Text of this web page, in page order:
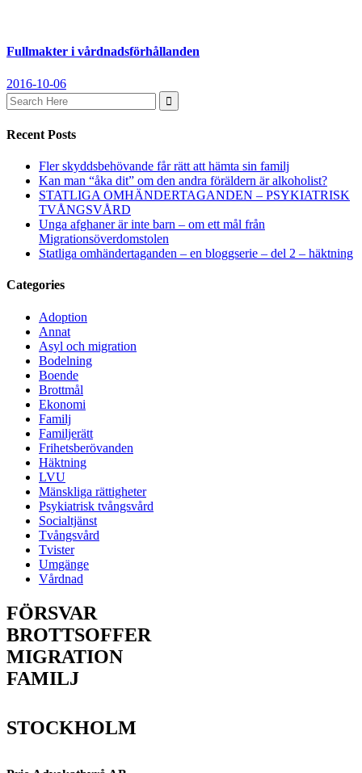
Fullmakter i vårdnadsförhållanden
2016-10-06
Search
for:
Recent Posts
Fler skyddsbehövande får rätt att hämta sin familj
Kan man “åka dit” om den andra föräldern är alkoholist?
STATLIGA OMHÄNDERTAGANDEN – PSYKIATRISK
TVÅNGSVÅRD
Unga afghaner är inte barn – om ett mål från
Migrationsöverdomstolen
Statliga omhändertaganden – en bloggserie – del 2 – häktning
Categories
Adoption
Annat
Asyl och migration
Bodelning
Boende
Brottmål
Ekonomi
Familj
Familjerätt
Frihetsberövanden
Häktning
LVU
Mänskliga rättigheter
Psykiatrisk tvångsvård
Socialtjänst
Tvångsvård
Tvister
Umgänge
Vårdnad
FÖRSVAR
BROTTSOFFER
MIGRATION
FAMILJ
STOCKHOLM